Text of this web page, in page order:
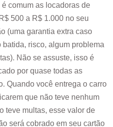
comum as locadoras de
500 a R$ 1.000 no seu
(uma garantia extra caso
risco, algum problema
Não se assuste, isso é
por quase todas as
Quando você entrega o carro
que não teve nenhum
teve multas, esse valor de
será cobrado em seu cartão